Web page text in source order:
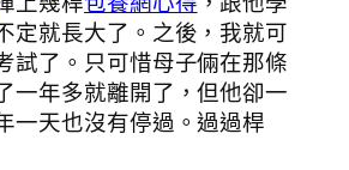
定就長大了。之後，我就可
試了。只可惜母子倆在那條
一年多就離開了，但他卻一
一天也沒有停過。過過桿